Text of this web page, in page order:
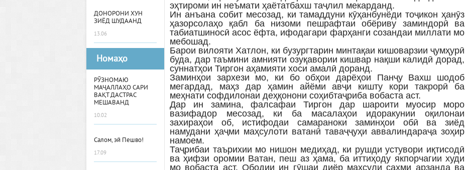
ДОНОРОНИ ХУН
ЗИЁД ШУДААНД
13.06
Номаҳо
РӮЗНОМАЮ
МАҶАЛЛАҲО САРИ
ВАҚТ ДАСТРАС
МЕШАВАНД
10.02
Салом, эй Пешво!
17.09
эҳтироми ин неъмати ҳаётатбахш таҷлил мекарданд.
Ин анъана собит месозад, ки тамаддуни кӯҳанбунёди тоҷикон ҳанӯз
ҳазорсолаҳо қабл ба низоми пешрафтаи обёриву заминдорӣ ва
табиатшиносӣ асос ёфта, ифодагари фарҳанги созандаи миллати мо
мебошад.
Барои вилояти Хатлон, ки бузургтарин минтақаи кишоварзии ҷумҳурӣ
буда, дар таъмини амнияти озуқавории кишвар нақши калидӣ дорад,
суннатҳои Тиргон аҳамияти хоси амалӣ доранд.
Заминҳои зархези мо, ки бо обҳои дарёҳои Панҷу Вахш шодоб
мегардад, маҳз дар ҳамин айёми авҷи кишту кори такрорӣ ба
меҳнати софдилонаи деҳқонони соҳибтаҷриба вобаста аст.
Дар ин замина, фалсафаи Тиргон дар шароити муосир моро
вазифадор месозад, ки ба масалаҳои идоракунии оқилонаи
захираҳои об, истифодаи самараноки заминҳои обӣ ва зиёд
намудани ҳаҷми маҳсулоти ватанӣ таваҷҷуҳи аввалиндараҷа зоҳир
намоем.
Таҷрибаи таърихии мо нишон медиҳад, ки рушди устувори иқтисодӣ
ва ҳифзи оромии Ватан, пеш аз ҳама, ба иттиҳоду якпорчагии худи
мо вобаста аст. Ободии ин гӯшаи диёр маҳсули саҳми арзанда ва